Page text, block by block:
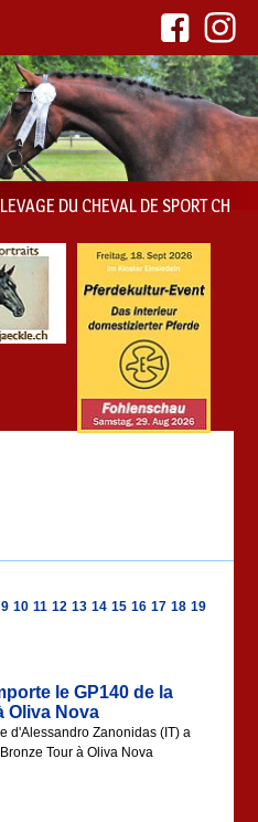
DU CHEVAL DE SPORT CH
9 10 11 12 13 14 15 16 17 18 19
le GP140 de la
Oliva Nova
d'Alessandro Zanonidas (IT) a
Tour à Oliva Nova